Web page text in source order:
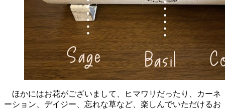
ほかにはお花がございまして、ヒマワリだったり、カーネ
ーション、デイジー、忘れな草など、楽しんでいただけるお